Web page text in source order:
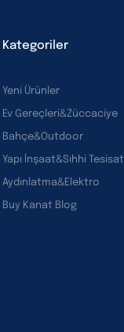
Kategoriler
Yeni Ürünler
Ev Gereçleri&Züccaciye
Bahçe&Outdoor
Yapı İnşaat&Sıhhi Tesisat
Aydınlatma&Elektro
Buy Kanat Blog